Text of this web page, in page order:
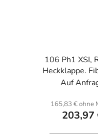
106 Ph1 XSI,
Heckklappe.
Auf
165,83 € ohne
203,97